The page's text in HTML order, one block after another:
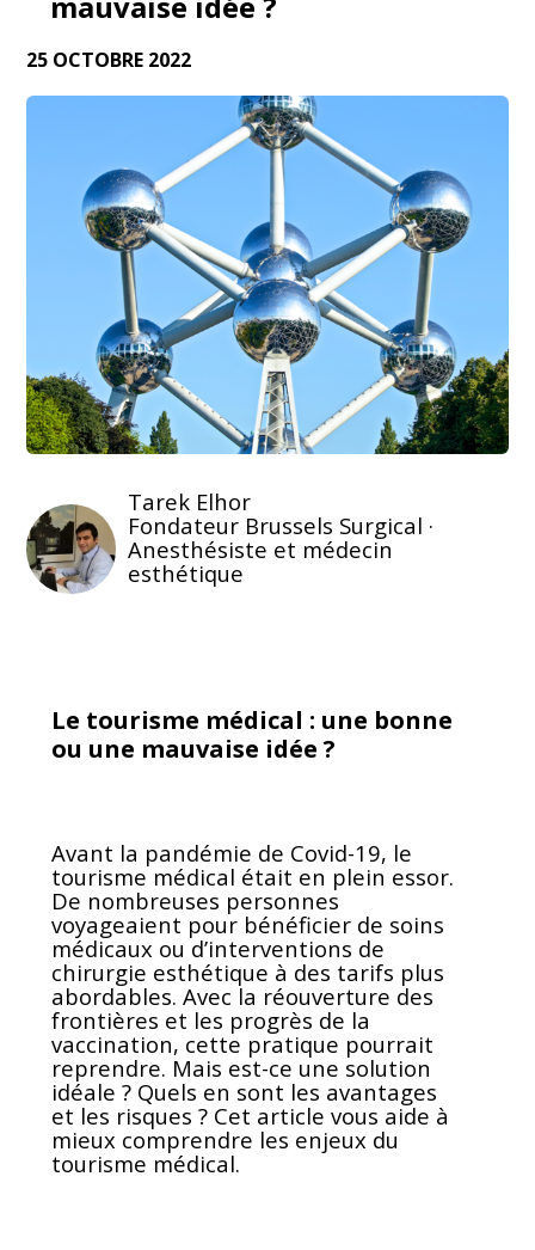
25 OCTOBRE 2022
Tarek Elhor
Fondateur Brussels Surgical ·
Anesthésiste et médecin
esthétique
Le tourisme médical : une bonne
ou une mauvaise idée ?
Avant la pandémie de Covid-19, le
tourisme médical était en plein essor.
De nombreuses personnes
voyageaient pour bénéficier de soins
médicaux ou d’interventions de
chirurgie esthétique à des tarifs plus
abordables. Avec la réouverture des
frontières et les progrès de la
vaccination, cette pratique pourrait
reprendre. Mais est-ce une solution
idéale ? Quels en sont les avantages
et les risques ? Cet article vous aide à
mieux comprendre les enjeux du
tourisme médical.